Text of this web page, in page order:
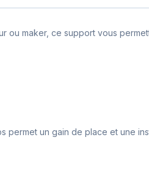
ou maker, ce support vous
permet un gain de place et une